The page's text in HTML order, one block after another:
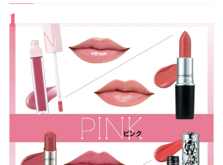
すべて
スキンケア
メイク
ボディケア
美活
ヘア
ライフスタイル
ビューティーズ